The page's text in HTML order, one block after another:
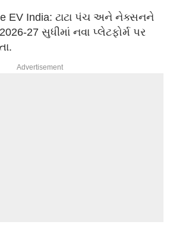
EV India: ટાટા પંચ અને નેક્સનને
27 સુધીમાં નવા પ્લેટફોર્મ પર
Advertisement